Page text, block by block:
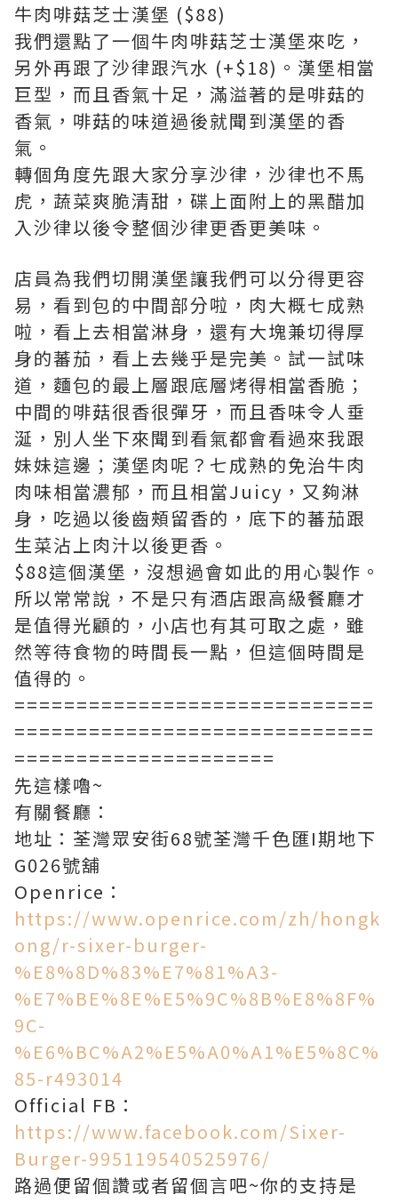
牛肉啡菇芝士漢堡 ($88)
我們還點了一個牛肉啡菇芝士漢堡來吃，
另外再跟了沙律跟汽水 (+$18)。漢堡相當
巨型，而且香氣十足，滿溢著的是啡菇的
香氣，啡菇的味道過後就聞到漢堡的香
氣。
轉個角度先跟大家分享沙律，沙律也不馬
虎，蔬菜爽脆清甜，碟上面附上的黑醋加
入沙律以後令整個沙律更香更美味。
店員為我們切開漢堡讓我們可以分得更容
易，看到包的中間部分啦，肉大概七成熟
啦，看上去相當淋身，還有大塊兼切得厚
身的蕃茄，看上去幾乎是完美。試一試味
道，麵包的最上層跟底層烤得相當香脆；
中間的啡菇很香很彈牙，而且香味令人垂
涎，別人坐下來聞到看氣都會看過來我跟
妹妹這邊；漢堡肉呢？七成熟的免治牛肉
肉味相當濃郁，而且相當Juicy，又夠淋
身，吃過以後齒頰留香的，底下的蕃茄跟
生菜沾上肉汁以後更香。
$88這個漢堡，沒想過會如此的用心製作。
所以常常說，不是只有酒店跟高級餐廳才
是值得光顧的，小店也有其可取之處，雖
然等待食物的時間長一點，但這個時間是
值得的。
=============================
=============================
=====================
先這樣嚕~
有關餐廳：
地址：荃灣眾安街68號荃灣千色匯I期地下
G026號舖
Openrice：
https://www.openrice.com/zh/hongk
ong/r-sixer-burger-
%E8%8D%83%E7%81%A3-
%E7%BE%8E%E5%9C%8B%E8%8F%
9C-
%E6%BC%A2%E5%A0%A1%E5%8C%
85-r493014
Official FB：
https://www.facebook.com/Sixer-
Burger-995119540525976/
路過便留個讚或者留個言吧~你的支持是